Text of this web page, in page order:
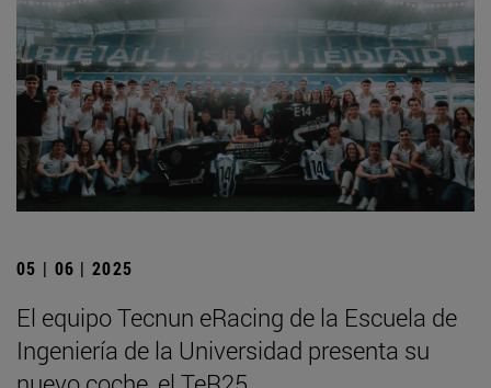
05 | 06 | 2025
El equipo Tecnun eRacing de la Escuela de
Ingeniería de la Universidad presenta su